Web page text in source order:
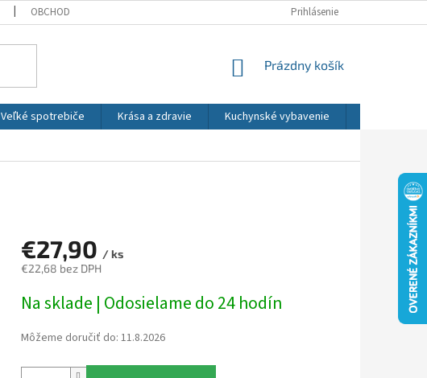
OBCHODNÉ PODMIENKY OCHRANA OSOBNÝCH ÚDAJOV REKLAMÁCIE
Prihlásenie
NÁKUPNÝ
Prázdny košík
Veľké spotrebiče Krása a zdravie Kuchynské vybavenie
€27,90 / ks
€22,68 bez DPH
cena:
Na sklade | Odosielame do 24 hodín
Môžeme doručiť do: 11.8.2026